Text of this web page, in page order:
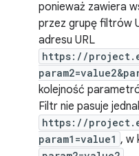
ponieważ zawiera
przez grupę filtrów
adresu URL
https://
kolejność
Filtr nie pasuje
https://
param1=value1 , w